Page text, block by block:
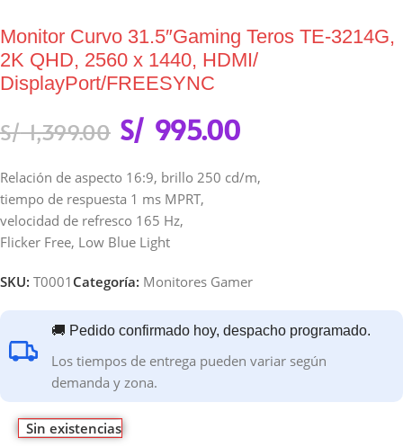
Monitor Curvo 31.5″Gaming Teros TE-3214G,
2K QHD, 2560 x 1440, HDMI/
DisplayPort/FREESYNC
S/1,399.00 S/ 995.00
Relación de aspecto 16:9, brillo 250 cd/m,
tiempo de respuesta 1 ms MPRT,
velocidad de refresco 165 Hz,
Flicker Free, Low Blue Light
SKU: T0001 Categoría: Monitores Gamer
🚚 Pedido confirmado hoy, despacho programado.
Los tiempos de entrega pueden variar según
demanda y zona.
Sin existencias